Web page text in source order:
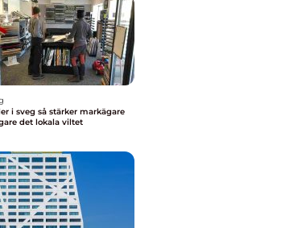
stärker markägare
det lokala viltet